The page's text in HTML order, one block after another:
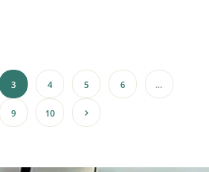
3 4 5 6 …
9 10